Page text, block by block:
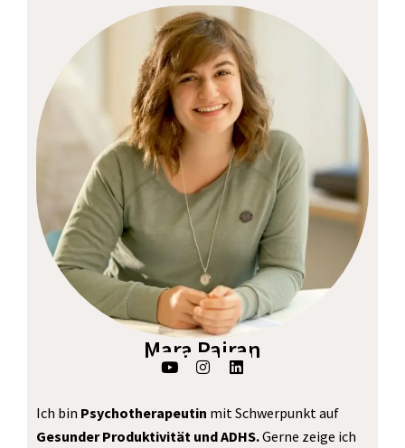
Mara Pairan
Y
o
u
b
I
n
a
g
L
i
k
e
d
Ich bin Psychotherapeutin mit Schwerpunkt auf
Gesunder Produktivität und ADHS.Gerne zeige ich